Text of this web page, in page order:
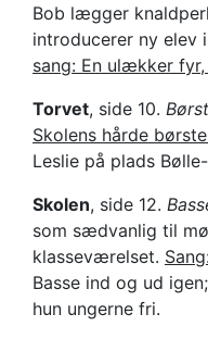
Bob lægger
introducerer ny elev
sang: En ulækker fyr,
Torvet, side 10.
Skolens hårde
Leslie på plads
Skolen, side 12.
som sædvanlig til
klasseværelset.
Basse ind og ud
hun ungerne fri.